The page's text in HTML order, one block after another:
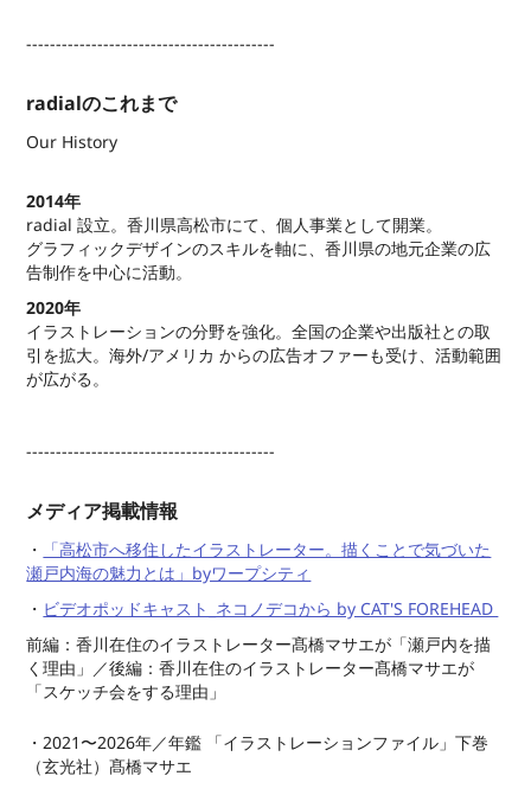
------------------------------------------
radialのこれまで
Our History
2014年
radial 設立。香川県高松市にて、個人事業として開業。
グラフィックデザインのスキルを軸に、香川県の地元企業の広
告制作を中心に活動。
2020年
イラストレーションの分野を強化。全国の企業や出版社との取
引を拡大。海外/アメリカ からの広告オファーも受け、活動範囲
が広がる。
------------------------------------------
メディア掲載情報
・「高松市へ移住したイラストレーター。描くことで気づいた
瀬戸内海の魅力とは」byワープシティ
・ビデオポッドキャスト_ネコノデコから by CAT'S FOREHEAD
前編：香川在住のイラストレーター髙橋マサエが「瀬戸内を描
く理由」／後編：香川在住のイラストレーター髙橋マサエが
「スケッチ会をする理由」
・2021〜2026年／年鑑 「イラストレーションファイル」下巻
（玄光社）髙橋マサエ